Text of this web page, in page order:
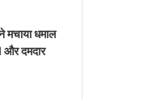
मचाया धमाल
दमदार